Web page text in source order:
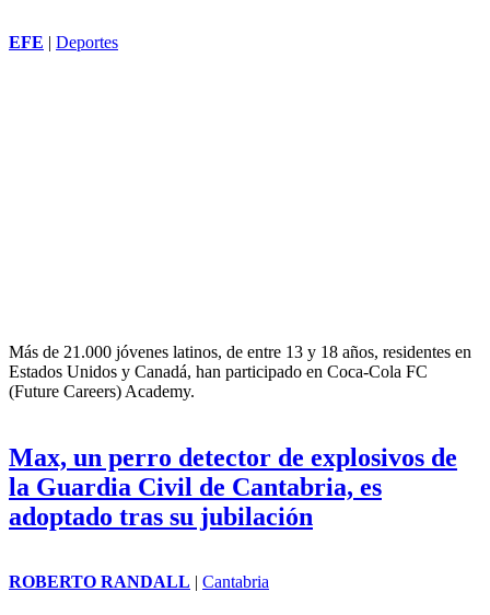
EFE | Deportes
Más de 21.000 jóvenes latinos, de entre 13 y 18 años, residentes en
Estados Unidos y Canadá, han participado en Coca-Cola FC
(Future Careers) Academy.
Max, un perro detector de explosivos de
la Guardia Civil de Cantabria, es
adoptado tras su jubilación
ROBERTO RANDALL Cantabria